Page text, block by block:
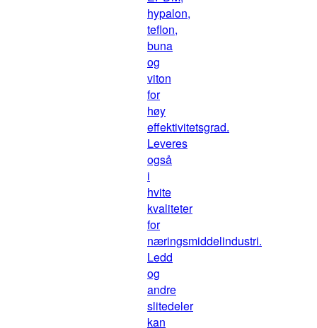
hypalon,
teflon,
buna
og
viton
for
høy
effektivitetsgrad.
Leveres
også
i
hvite
kvaliteter
for
næringsmiddelindustri.
Ledd
og
andre
slitedeler
kan